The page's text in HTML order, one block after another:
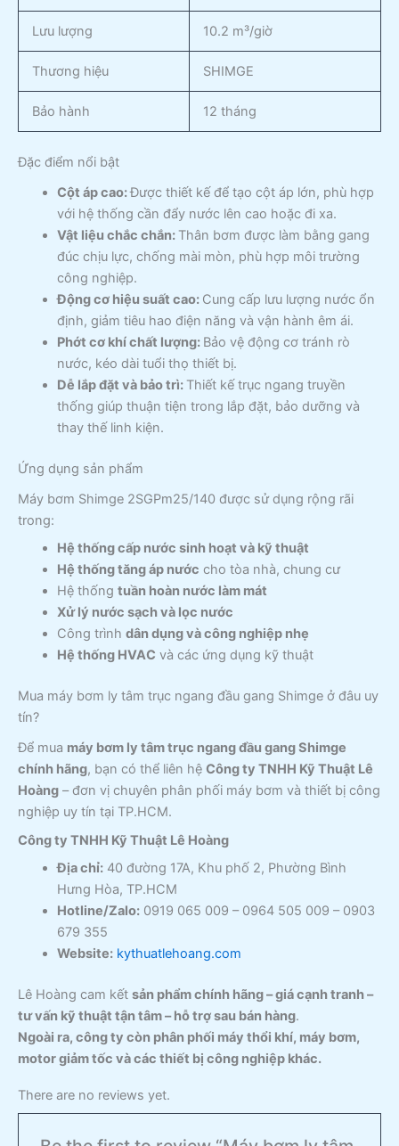
Lưu lượng 10.2 m³/giờ
Thương hiệu SHIMGE
Bảo hành 12 tháng
Đặc điểm nổi bật
Cột áp cao:Được thiết kế để tạo cột áp lớn, phù hợp
với hệ thống cần đẩy nước lên cao hoặc đi xa.
Vật liệu chắc chắn: Thân bơm được làm bằng gang
đúc chịu lực, chống mài mòn, phù hợp môi trường
công nghiệp.
Động cơ hiệu suất cao: Cung cấp lưu lượng nước ổn
định, giảm tiêu hao điện năng và vận hành êm ái.
Phớt cơ khí chất lượng: Bảo vệ động cơ tránh rò
nước, kéo dài tuổi thọ thiết bị.
Dễ lắp đặt và bảo trì: Thiết kế trục ngang truyền
thống giúp thuận tiện trong lắp đặt, bảo dưỡng và
thay thế linh kiện.
Ứng dụng sản phẩm
Máy bơm Shimge 2SGPm25/140 được sử dụng rộng rãi
trong:
Hệ thống cấp nước sinh hoạt và kỹ thuật
Hệ thống tăng áp nước cho tòa nhà, chung cư
Hệ thống tuần hoàn nước làm mát
Xử lý nước sạch và lọc nước
Công trình dân dụng và công nghiệp nhẹ
Hệ thống HVAC và các ứng dụng kỹ thuật
Mua máy bơm ly tâm trục ngang đầu gang Shimge ở đâu uy
tín?
Để mua máy bơm ly tâm trục ngang đầu gang Shimge
chính hãng, bạn có thể liên hệ Công ty TNHH Kỹ Thuật Lê
Hoàng – đơn vị chuyên phân phối máy bơm và thiết bị công
nghiệp uy tín tại TP.HCM.
Công ty TNHH Kỹ Thuật Lê Hoàng
Địa chỉ:40 đường 17A, Khu phố 2, Phường Bình
Hưng Hòa, TP.HCM
Hotline/Zalo:0919 065 009 – 0964 505 009 – 0903
679 355
Website: kythuatlehoang.com
Lê Hoàng cam kết sản phẩm chính hãng – giá cạnh tranh –
tư vấn kỹ thuật tận tâm – hỗ trợ sau bán hàng.
Ngoài ra, công ty còn phân phối máy thổi khí, máy bơm,
motor giảm tốc và các thiết bị công nghiệp khác.
There are no reviews yet.